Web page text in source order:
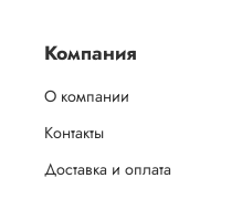
Компания
О компании
Контакты
Доставка и оплата